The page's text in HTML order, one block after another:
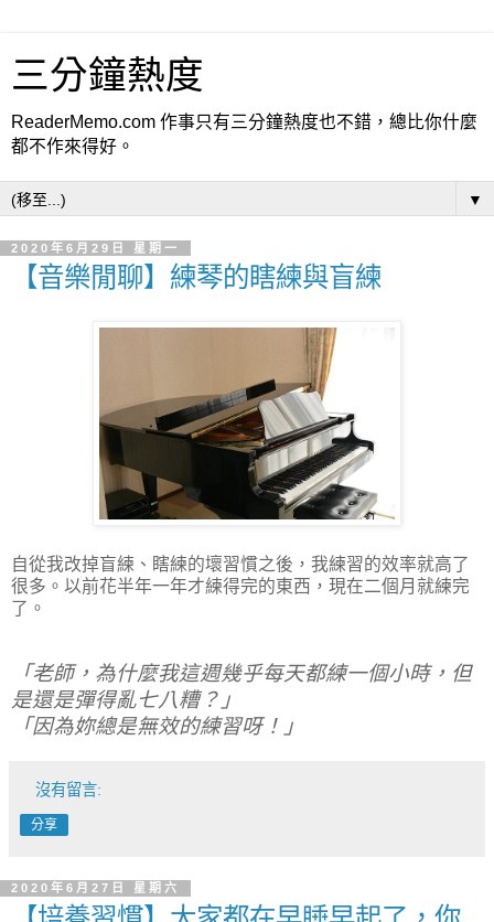
三分鐘熱度
ReaderMemo.com 作事只有三分鐘熱度也不錯，總比你什麼
都不作來得好。
▼
2020年6月29日 星期一
【音樂閒聊】練琴的瞎練與盲練
自從我改掉盲練、瞎練的壞習慣之後，我練習的效率就高了
很多。以前花半年一年才練得完的東西，現在二個月就練完
了。
「老師，為什麼我這週幾乎每天都練一個小時，但
是還是彈得亂七八糟？」
「因為妳總是無效的練習呀！」
沒有留言:
分享
2020年6月27日 星期六